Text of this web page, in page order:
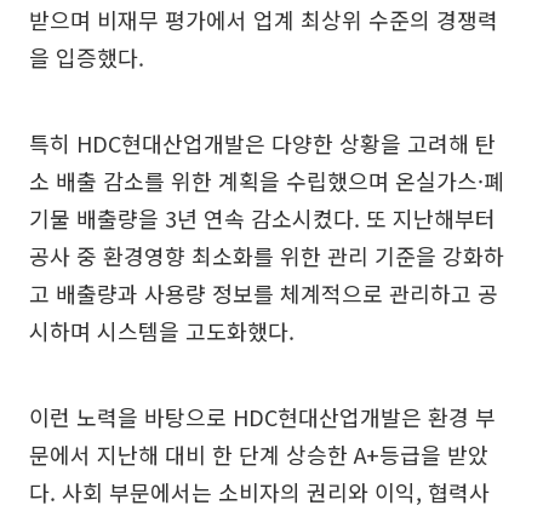
받으며 비재무 평가에서 업계 최상위 수준의 경쟁력
을 입증했다.
특히 HDC현대산업개발은 다양한 상황을 고려해 탄
소 배출 감소를 위한 계획을 수립했으며 온실가스·폐
기물 배출량을 3년 연속 감소시켰다. 또 지난해부터
공사 중 환경영향 최소화를 위한 관리 기준을 강화하
고 배출량과 사용량 정보를 체계적으로 관리하고 공
시하며 시스템을 고도화했다.
이런 노력을 바탕으로 HDC현대산업개발은 환경 부
문에서 지난해 대비 한 단계 상승한 A+등급을 받았
다. 사회 부문에서는 소비자의 권리와 이익, 협력사